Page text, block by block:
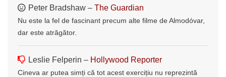
Peter Bradshaw – The Guardian
Nu este la fel de fascinant precum alte filme de Almodóvar,
dar este atrăgător.
Leslie Felperin – Hollywood Reporter
Cineva ar putea simți că tot acest exercițiu nu reprezintă